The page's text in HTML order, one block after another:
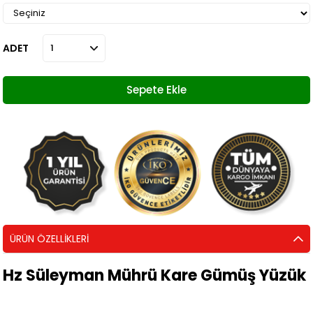
ADET
ÜRÜN ÖZELLIKLERI
Hz Süleyman Mührü Kare Gümüş Yüzük